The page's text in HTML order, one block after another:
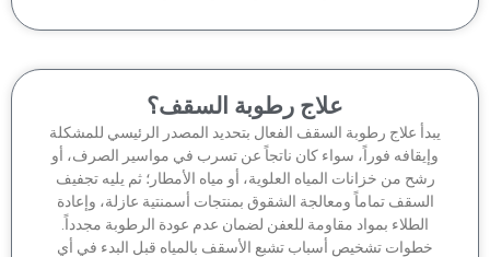
علاج رطوبة السقف؟
علاج رطوبة السقف الفعال بتحديد المصدر الرئيسي للمشكلة
فوراً، سواء كان ناتجاً عن تسرب في مواسير الصرف، أو
رشح من خزانات المياه العلوية، أو مياه الأمطار؛ ثم يليه تجفيف
السقف تماماً ومعالجة الشقوق بمنتجات أسمنتية عازلة، وإعادة
الطلاء بمواد مقاومة للعفن لضمان عدم عودة الرطوبة مجدداً.
خطوات تشخيص أسباب تشبع الأسقف بالمياه قبل البدء في أي